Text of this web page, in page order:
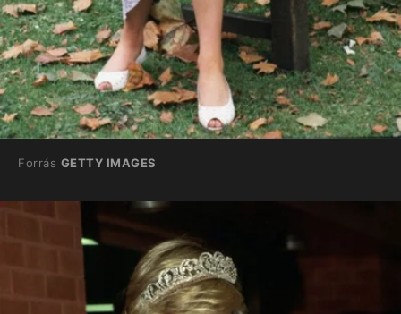
Forrás GETTY IMAGES